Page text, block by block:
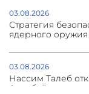
03.08.2026
Стратегия
ядерного
03.08.2026
Нассим Талеб
Азербайджане